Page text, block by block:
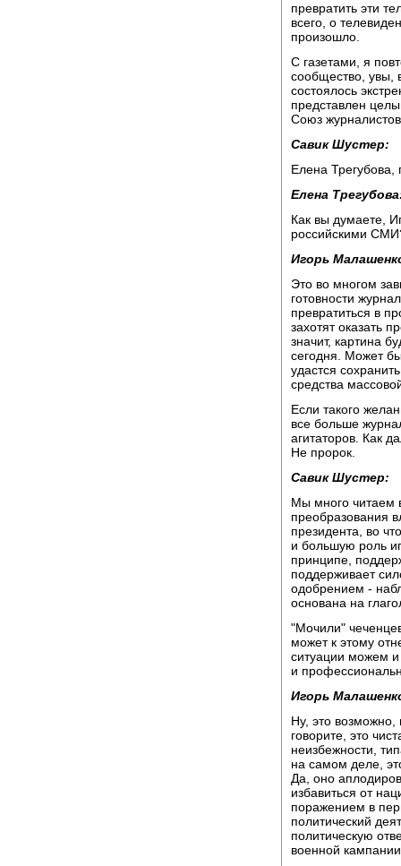
превратить эти
всего, о
произошло.
С газетами, я
сообщество, увы,
состоялось
представлен
Союз
Савик Шустер:
Елена Трегубова,
Елена
Как вы думаете,
российскими
Игорь
Это во многом
готовности
превратиться в
захотят оказать
значит, картина
сегодня. Может
удастся
средства
Если такого
все больше
агитаторов. Как
Не пророк.
Савик Шустер:
Мы много читаем
преобразования
президента, во
и большую роль
принципе,
поддерживает
одобрением -
основана на
"Мочили"
может к этому
ситуации можем и
и
Игорь
Ну, это
говорите, это
неизбежности,
на самом деле,
Да, оно
избавиться от
поражением в
политический
политическую
военной